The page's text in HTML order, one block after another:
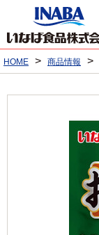
HOME > 商品情報 >